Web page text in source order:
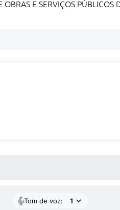
E SERVIÇOS
Tom de voz: